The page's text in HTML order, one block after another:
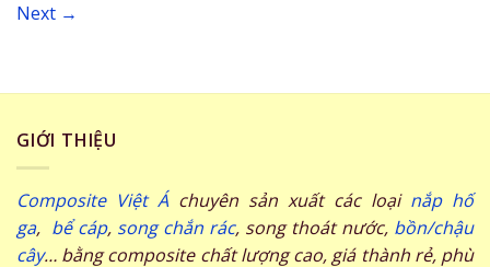
Next →
GIỚI THIỆU
Composite Việt Á chuyên sản xuất các loại nắp hố
ga, bể cáp, song chắn rác, song thoát nước, bồn/chậu
cây… bằng composite chất lượng cao, giá thành rẻ, phù